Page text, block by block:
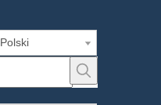
Polski